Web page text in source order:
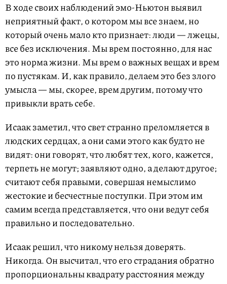
В ходе своих наблюдений эмо-Ньютон выявил
неприятный факт, о котором мы все знаем, но
который очень мало кто признает: люди — лжецы,
все без исключения. Мы врем постоянно, для нас
это норма жизни. Мы врем о важных вещах и врем
по пустякам. И, как правило, делаем это без злого
умысла — мы, скорее, врем другим, потому что
привыкли врать себе.
Исаак заметил, что свет странно преломляется в
людских сердцах, а они сами этого как будто не
видят: они говорят, что любят тех, кого, кажется,
терпеть не могут; заявляют одно, а делают другое;
считают себя правыми, совершая немыслимо
жестокие и бесчестные поступки. При этом им
самим всегда представляется, что они ведут себя
правильно и последовательно.
Исаак решил, что никому нельзя доверять.
Никогда. Он высчитал, что его страдания обратно
пропорциональны квадрату расстояния между